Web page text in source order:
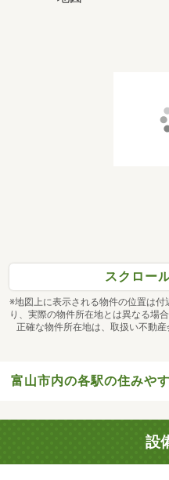
スクロー
※地図上に表示される物件の位置は
り、実際の物件所在地とは異なる場合
正確な物件所在地は、取扱い不動産
富山市内の各駅の住みや
設